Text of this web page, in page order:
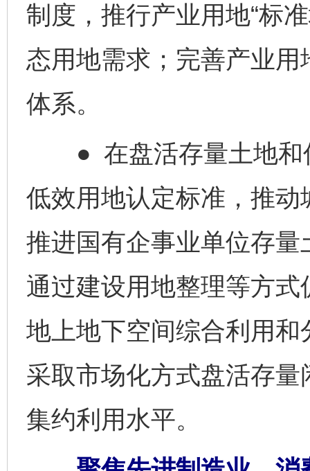
制度，推行产业用地“标
态用地需求；完善产业用
体系。
● 在盘活存量土地和
低效用地认定标准，推
推进国有企事业单位存
通过建设用地整理等方
地上地下空间综合利用
采取市场化方式盘活存
集约利用水平。